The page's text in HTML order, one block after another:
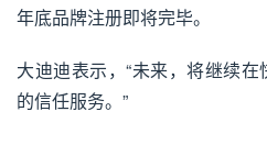
年底品牌注册即将完毕。
大迪迪表示，“未来，将继续
的信任服务。”